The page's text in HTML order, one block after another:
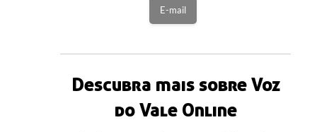
E-mail
Descubra mais sobre Voz
do Vale Online